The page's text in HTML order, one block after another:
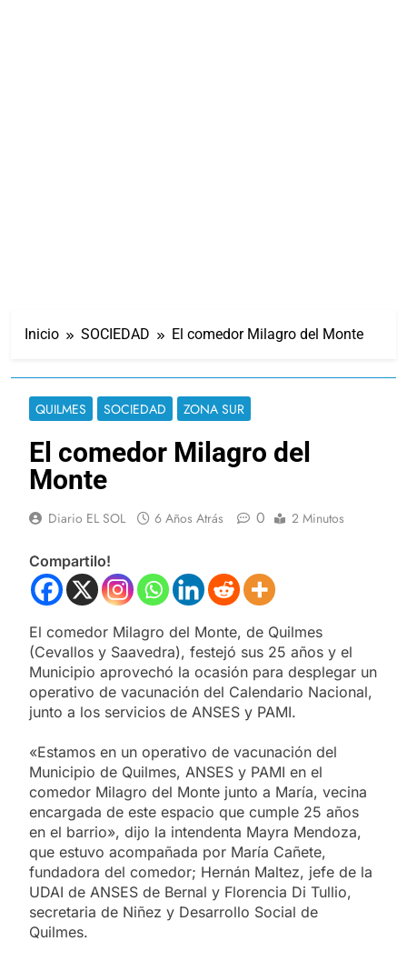
Inicio SOCIEDAD El comedor Milagro del Monte
QUILMES SOCIEDAD ZONA SUR
El comedor Milagro del
Monte
Diario EL SOL 6 Años Atrás 0 2 Minutos
Compartilo!
El comedor Milagro del Monte, de Quilmes
(Cevallos y Saavedra), festejó sus 25 años y el
Municipio aprovechó la ocasión para desplegar un
operativo de vacunación del Calendario Nacional,
junto a los servicios de ANSES y PAMI.
«Estamos en un operativo de vacunación del
Municipio de Quilmes, ANSES y PAMI en el
comedor Milagro del Monte junto a María, vecina
encargada de este espacio que cumple 25 años
en el barrio», dijo la intendenta Mayra Mendoza,
que estuvo acompañada por María Cañete,
fundadora del comedor; Hernán Maltez, jefe de la
UDAI de ANSES de Bernal y Florencia Di Tullio,
secretaria de Niñez y Desarrollo Social de
Quilmes.